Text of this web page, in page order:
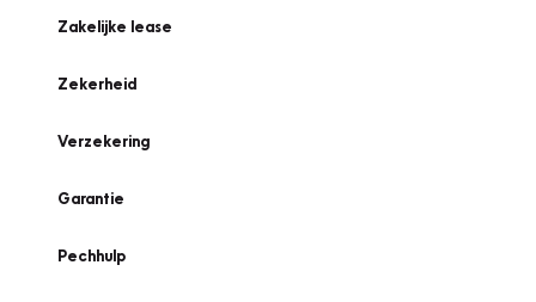
Zakelijke lease
Zekerheid
Verzekering
Garantie
Pechhulp